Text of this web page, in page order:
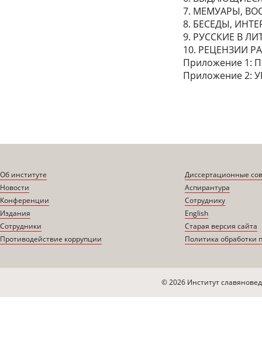
7. МЕМУАРЫ,
8. БЕСЕДЫ,
9. РУССКИЕ В
10. РЕЦЕНЗИИ
Приложение 1:
Приложение 2:
Об институте
Новости
Конференции
Издания
Сотрудники
Противодействие коррупции
Диссертационные
Аспирантура
Сотруднику
English
Старая версия сайта
Политика обработки
© 2026 Институт